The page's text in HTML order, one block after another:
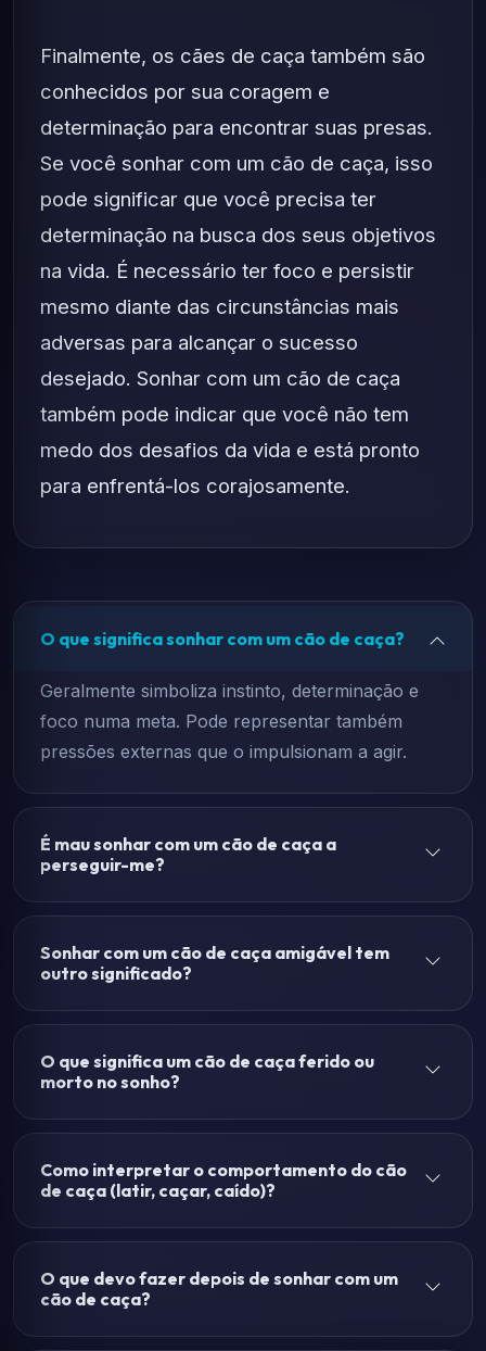
Finalmente, os cães de caça também são
conhecidos por sua coragem e
determinação para encontrar suas presas.
Se você sonhar com um cão de caça, isso
pode significar que você precisa ter
determinação na busca dos seus objetivos
na vida. É necessário ter foco e persistir
mesmo diante das circunstâncias mais
adversas para alcançar o sucesso
desejado. Sonhar com um cão de caça
também pode indicar que você não tem
medo dos desafios da vida e está pronto
para enfrentá-los corajosamente.
O que significa sonhar com um cão de caça?
Geralmente simboliza instinto, determinação e
foco numa meta. Pode representar também
pressões externas que o impulsionam a agir.
É mau sonhar com um cão de caça a
perseguir-me?
Sonhar com um cão de caça amigável tem
outro significado?
O que significa um cão de caça ferido ou
morto no sonho?
Como interpretar o comportamento do cão
de caça (latir, caçar, caído)?
O que devo fazer depois de sonhar com um
cão de caça?